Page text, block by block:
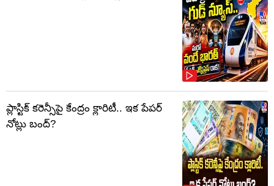
ప్లాస్టిక్‌ కరెన్సీపై కేంద్రం క్లారిటీ.. ఇక పేపర్‌
నోట్లు బంద్‌?